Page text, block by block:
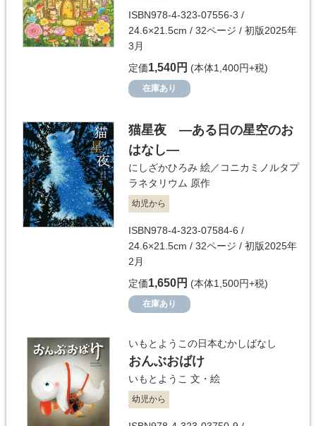
ISBN978-4-323-07556-3 /
24.6×21.5cm / 32ページ / 初版2025年
3月
定価1,540円 (本体1,400円+税)
在庫あり
猫星夜 —ある日の星空のお
はなし—
にしざかひろみ 絵／ コニカミノルタプ
ラネタリウム 原作
幼児から
ISBN978-4-323-07584-6 /
24.6×21.5cm / 32ページ / 初版2025年
2月
定価1,650円 (本体1,500円+税)
在庫あり
いもとようこの日本むかしばなし
おんぶおばけ
いもとようこ 文・絵
幼児から